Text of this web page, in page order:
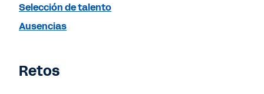
Retos
Selección de talento
Ausencias